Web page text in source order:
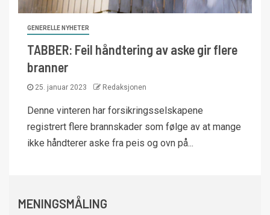
GENERELLE NYHETER
TABBER: Feil håndtering av aske gir flere
branner
25. januar 2023 Redaksjonen
Denne vinteren har forsikringsselskapene
registrert flere brannskader som følge av at mange
ikke håndterer aske fra peis og ovn på...
MENINGSMÅLING